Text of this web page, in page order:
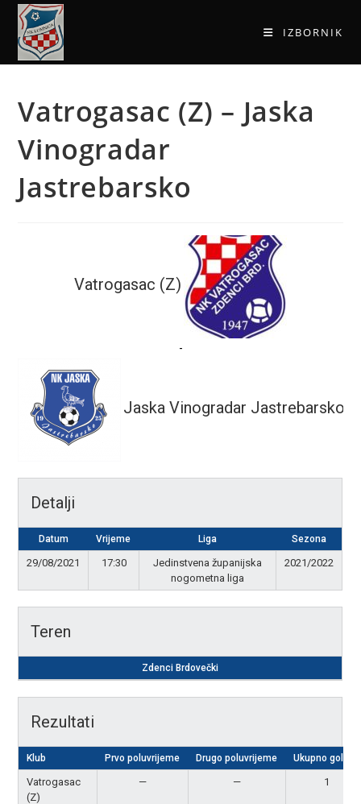
IZBORNIK
Vatrogasac (Z) – Jaska
Vinogradar
Jastrebarsko
Vatrogasac (Z)
-
Jaska Vinogradar Jastrebarsko
Detalji
Datum Vrijeme Liga Sezona
29/08/2021 17:30
Jedinstvena županijska
nogometna liga
2021/2022
Teren
Zdenci Brdovečki
Rezultati
Klub Prvo poluvrijeme Drugo poluvrijeme Ukupno golova
Vatrogasac
(Z)
— — 1